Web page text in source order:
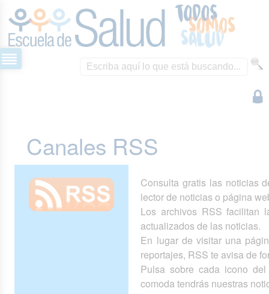
Canales RSS
Consulta gratis las noticias
lector de noticias o página
Los archivos RSS facilitan
actualizados de las noticias.
En lugar de visitar una
reportajes, RSS te avisa de
Pulsa sobre cada icono
comoda tendrás nuestras